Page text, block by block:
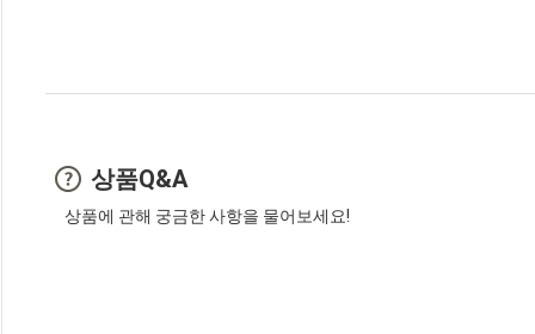
상품Q&A
상품에 관해 궁금한 사항을 물어보세요!